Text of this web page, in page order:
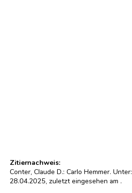
Zitiernachweis:
Conter, Claude D.: Carlo Hemmer. Unter:
28.04.2025, zuletzt eingesehen am .